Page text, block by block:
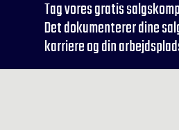
Tag vores gratis
Det dokumenterer dine
karriere og din